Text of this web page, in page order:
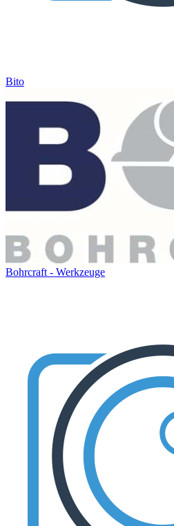
Bito
Bohrcraft - Werkzeuge